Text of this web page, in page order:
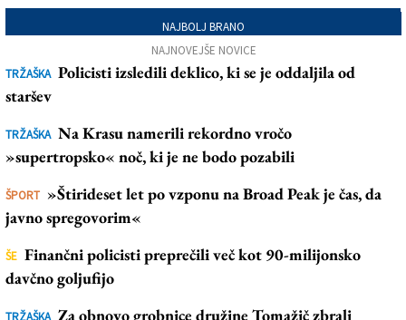
NAJBOLJ BRANO
NAJNOVEJŠE NOVICE
TRŽAŠKA Policisti izsledili deklico, ki se je oddaljila od
staršev
TRŽAŠKA Na Krasu namerili rekordno vročo
»supertropsko« noč, ki je ne bodo pozabili
ŠPORT »Štirideset let po vzponu na Broad Peak je čas, da
javno spregovorim«
ŠE Finančni policisti preprečili več kot 90-milijonsko
davčno goljufijo
Za obnovo grobnice družine Tomažič zbrali